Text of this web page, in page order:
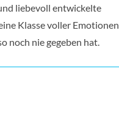
liebevoll entwickelte
Klasse voller Emotionen
noch nie gegeben hat.